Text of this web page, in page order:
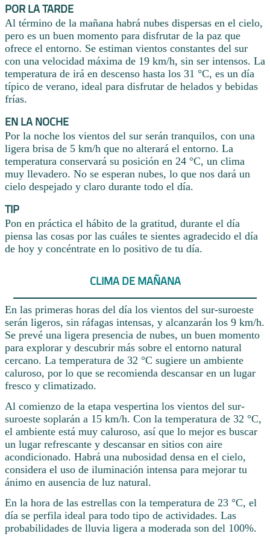
POR LA TARDE
Al término de la mañana habrá nubes dispersas en el cielo,
pero es un buen momento para disfrutar de la paz que
ofrece el entorno. Se estiman vientos constantes del sur
con una velocidad máxima de 19 km/h, sin ser intensos. La
temperatura de irá en descenso hasta los 31 °C, es un día
típico de verano, ideal para disfrutar de helados y bebidas
frías.
EN LA NOCHE
Por la noche los vientos del sur serán tranquilos, con una
ligera brisa de 5 km/h que no alterará el entorno. La
temperatura conservará su posición en 24 °C, un clima
muy llevadero. No se esperan nubes, lo que nos dará un
cielo despejado y claro durante todo el día.
TIP
Pon en práctica el hábito de la gratitud, durante el día
piensa las cosas por las cuáles te sientes agradecido el día
de hoy y concéntrate en lo positivo de tu día.
CLIMA DE MAÑANA
En las primeras horas del día los vientos del sur-suroeste
serán ligeros, sin ráfagas intensas, y alcanzarán los 9 km/h.
Se prevé una ligera presencia de nubes, un buen momento
para explorar y descubrir más sobre el entorno natural
cercano. La temperatura de 32 °C sugiere un ambiente
caluroso, por lo que se recomienda descansar en un lugar
fresco y climatizado.
Al comienzo de la etapa vespertina los vientos del sur-
suroeste soplarán a 15 km/h. Con la temperatura de 32 °C,
el ambiente está muy caluroso, así que lo mejor es buscar
un lugar refrescante y descansar en sitios con aire
acondicionado. Habrá una nubosidad densa en el cielo,
considera el uso de iluminación intensa para mejorar tu
ánimo en ausencia de luz natural.
En la hora de las estrellas con la temperatura de 23 °C, el
día se perfila ideal para todo tipo de actividades. Las
probabilidades de lluvia ligera a moderada son del 100%.